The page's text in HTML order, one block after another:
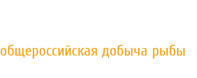
добыча рыбы